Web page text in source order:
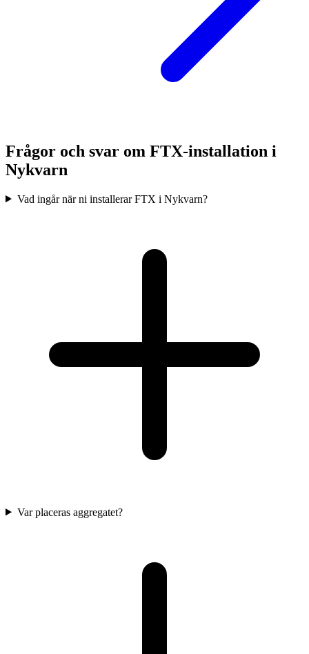
Frågor och svar om FTX-installation i
Nykvarn
Vad ingår när ni installerar FTX i Nykvarn?
Var placeras aggregatet?